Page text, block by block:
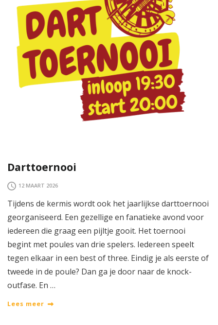
Darttoernooi
12 MAART 2026
Tijdens de kermis wordt ook het jaarlijkse darttoernooi
georganiseerd. Een gezellige en fanatieke avond voor
iedereen die graag een pijltje gooit. Het toernooi
begint met poules van drie spelers. Iedereen speelt
tegen elkaar in een best of three. Eindig je als eerste of
tweede in de poule? Dan ga je door naar de knock-
outfase. En …
Lees meer